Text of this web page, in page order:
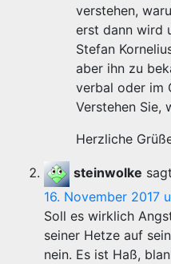
verstehen,
erst dann wird
Stefan
aber ihn zu
verbal oder im
Verstehen Sie,
Herzliche
steinwolke
16. November 2017
Soll es wirklich
seiner Hetze auf
nein. Es ist Haß,